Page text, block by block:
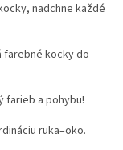
nadchne každé
farebné kocky do
farieb a pohybu!
ruka–oko.